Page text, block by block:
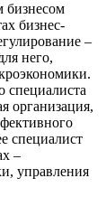
бизнесом
бизнес-
–
него,
специалиста
организация,
специалист
–
управления